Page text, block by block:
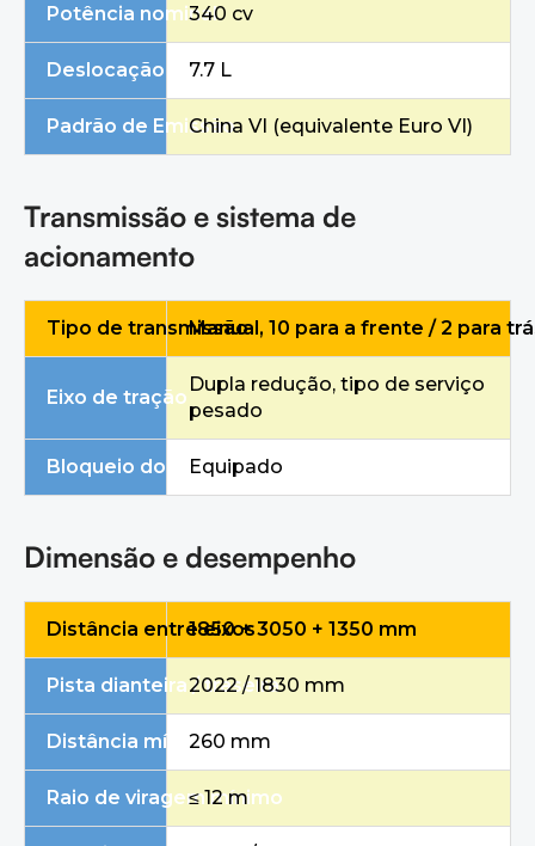
Potência nominal340 cv
Deslocação 7.7 L
Padrão de EmissãoChina VI (equivalente Euro VI)
Transmissão e sistema de
acionamento
Tipo de transmissãoManual, 10 para a frente / 2 para
Eixo de tração
Dupla redução, tipo de serviço
pesado
Bloqueio do diferencial
Equipado
Dimensão e desempenho
Distância entre eixos1850 + 3050 + 1350 mm
Pista dianteira / traseira
2022 / 1830 mm
Distância mínima ao solo
260 mm
Raio de viragem mínimo
≤ 12 m